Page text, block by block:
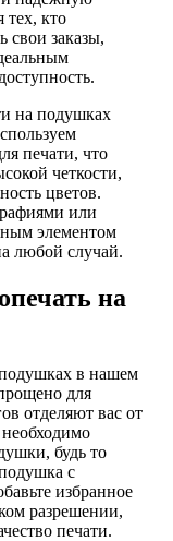
тех, кто
свои заказы,
на подушках
печати, что
четкости,
цветов.
или
элементом
любой случай.
на
в нашем
для
отделяют вас от
будь то
с
избранное
разрешении,
печати.